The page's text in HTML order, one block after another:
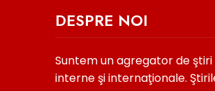
DESPRE NOI
Suntem un agregator de
interne şi internaţionale.